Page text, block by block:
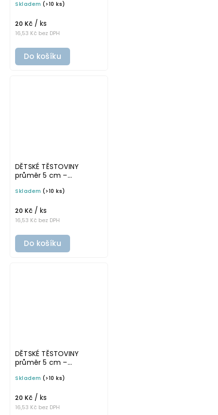
omyvatelná samolepka
Skladem (>10 ks)
16,53 Kč bez DPH
20 Kč / ks
Do košíku
DĚTSKÉ TĚSTOVINY
průměr 5 cm –
písmu, omyvatelná
potravinové dózy
Skladem (>10 ks)
16,53 Kč bez DPH
20 Kč / ks
Do košíku
DĚTSKÉ TĚSTOVINY
průměr 5 cm –
písmu, omyvatelná
potravinové dózy
Skladem (>10 ks)
16,53 Kč bez DPH
20 Kč / ks